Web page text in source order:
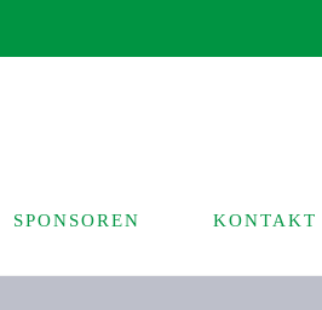
SPONSOREN KONTAKT